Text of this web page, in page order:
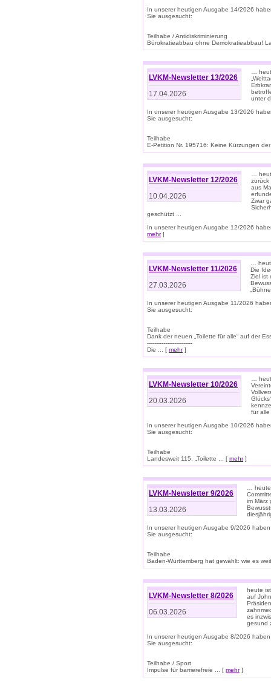
In unserer heutigen Ausgabe 14/2026
Sie ausgesucht:
Teilhabe / Antidiskriminierung
Bürokratieabbau ohne Demokratieabbau!
LVKM-Newsletter 13/2026
17.04.2026
…
unter
In unserer heutigen Ausgabe 13/2026
Sie ausgesucht:
Teilhabe
E-Petition Nr. 195716: Keine Kürzungen
LVKM-Newsletter 12/2026
10.04.2026
…
zurück
aus
Zwar
geschützt ...
In unserer heutigen Ausgabe 12/2026
mehr]
LVKM-Newsletter 11/2026
27.03.2026
…
Die
Ziel ist
In unserer heutigen Ausgabe 11/2026
Sie ausgesucht:
Teilhabe
Dank der neuen „Toilette für alle“ auf der
-------------------------
Die ... [ mehr]
LVKM-Newsletter 10/2026
20.03.2026
…
für
In unserer heutigen Ausgabe 10/2026
Sie ausgesucht:
Teilhabe
Landesweit 115. „Toilette ... [ mehr]
LVKM-Newsletter 9/2026
13.03.2026
…
im März
In unserer heutigen Ausgabe 9/2026
Sie ausgesucht:
Teilhabe
Baden-Württemberg hat gewählt: wie es
LVKM-Newsletter 8/2026
06.03.2026
heute
auf
es
gesund
In unserer heutigen Ausgabe 8/2026
Sie ausgesucht:
Teilhabe / Sport
Impulse für barrierefreie ... [ mehr]